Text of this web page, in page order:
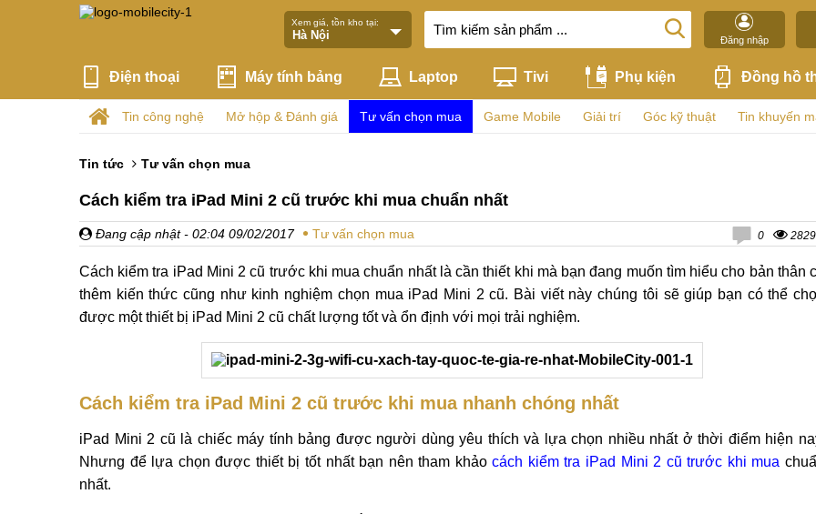
Xem giá, tồn kho tại:
Đăng nhập
Điện thoại Máy tính bảng Laptop Tivi Phụ kiện Đồng hồ
Tin công nghệ Mở hộp & Đánh giá Tư vấn chọn mua Game Mobile Giải trí Góc kỹ thuật Tin khuyến
Tin tức Tư vấn chọn mua
Cách kiểm tra iPad Mini 2 cũ trước khi mua chuẩn nhất
Đang cập nhật - 02:04 09/02/2017 Tư vấn chọn mua 0 2829
Cách kiểm tra iPad Mini 2 cũ trước khi mua chuẩn nhất là cần thiết khi mà bạn đang muốn tìm hiểu cho bản thân
thêm kiến thức cũng như kinh nghiệm chọn mua iPad Mini 2 cũ. Bài viết này chúng tôi sẽ giúp bạn có thể
được một thiết bị iPad Mini 2 cũ chất lượng tốt và ổn định với mọi trải nghiệm.
Cách kiểm tra iPad Mini 2 cũ trước khi mua nhanh chóng nhất
iPad Mini 2 cũ là chiếc máy tính bảng được người dùng yêu thích và lựa chọn nhiều nhất ở thời điểm hiện
Nhưng để lựa chọn được thiết bị tốt nhất bạn nên tham khảocách kiểm tra iPad Mini 2 cũ trước khi mua
nhất.